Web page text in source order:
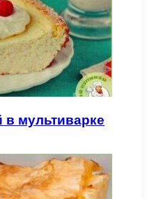
в мультиварке